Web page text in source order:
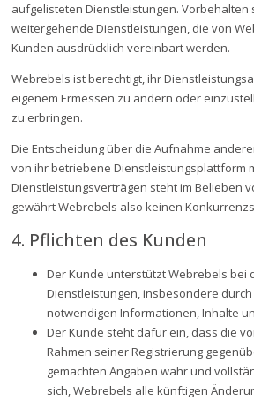
aufgelisteten Dienstleistungen. Vorbehalten
weitergehende Dienstleistungen, die von
Kunden ausdrücklich vereinbart werden.
Webrebels ist berechtigt, ihr
eigenem Ermessen zu ändern oder
zu erbringen.
Die Entscheidung über die Aufnahme
von ihr betriebene Dienstleistungsplattform
Dienstleistungsverträgen steht im Belieben
gewährt Webrebels also keinen
4. Pflichten des Kunden
Der Kunde unterstützt Webrebels bei
Dienstleistungen, insbesondere
notwendigen Informationen, Inhalte
Der Kunde steht dafür ein, dass die
Rahmen seiner Registrierung
gemachten Angaben wahr und
sich, Webrebels alle künftigen